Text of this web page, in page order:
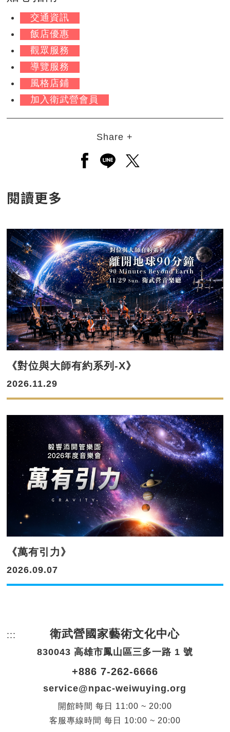
交通資訊
飯店優惠
觀眾服務
導覽服務
風格店鋪
加入衛武營會員
Share +
另開新視窗分享至facebook
另開新視窗分享至line
另開新視窗分享至
閱讀更多
《對位與大師有約系列-X》
2026.11.29
《萬有引力》
2026.09.07
::: 頁尾網站資訊。
衛武營國家藝術文化中心
830043 高雄市鳳山區三多一路 1 號
+886 7-262-6666
service@npac-weiwuying.org
開館時間 每日
11:00 ~ 20:00
客服專線時間 每日 10:00 ~ 20:00